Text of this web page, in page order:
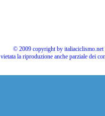
© 2009 copyright by
vietata la riproduzione anche parziale dei